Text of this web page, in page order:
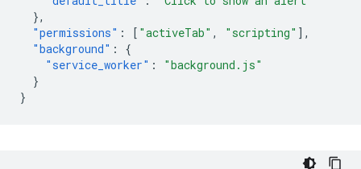
},
"permissions" : [ "activeTab" , "scripting" ],
"background" :
{
"service_worker" :
"background.js"
}
}